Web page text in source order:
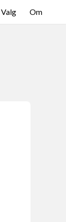
Valg Om